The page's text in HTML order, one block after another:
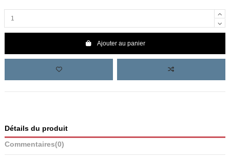
Ajouter au panier
Détails du produit
Commentaires(0)